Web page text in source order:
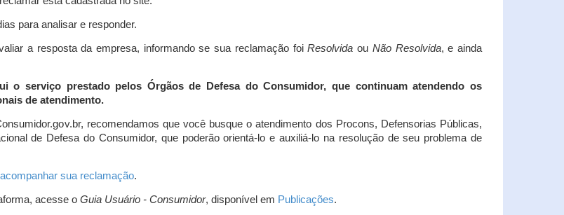
para analisar e responder.
a resposta da empresa, informando se sua reclamação foiResolvida ou Não Resolvida, e ainda
o serviço prestado pelos Órgãos de Defesa do Consumidor, que continuam atendendo os
de atendimento.
recomendamos que você busque o atendimento dos Procons, Defensorias Públicas,
de Defesa do Consumidor, que poderão orientá-lo e auxiliá-lo na resolução de seu problema de
acompanhar sua reclamação.
acesse o Guia Usuário - Consumidor, disponível em Publicações.